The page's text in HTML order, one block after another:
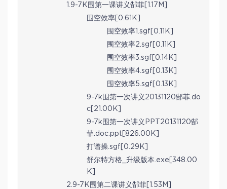
1.9-7K围第一课讲义郜菲[1.17M]
围空效率[0.61K]
围空效率1.sgf[0.11K]
围空效率2.sgf[0.11K]
围空效率3.sgf[0.14K]
围空效率4.sgf[0.13K]
围空效率5.sgf[0.13K]
9-7k围第一次讲义20131120郜菲.do
c[21.00K]
9-7k围第一次讲义PPT20131120郜
菲.doc.ppt[826.00K]
打谱操.sgf[0.29K]
舒尔特方格_升级版本.exe[348.00
K]
2.9-7K围第二课讲义郜菲[1.53M]